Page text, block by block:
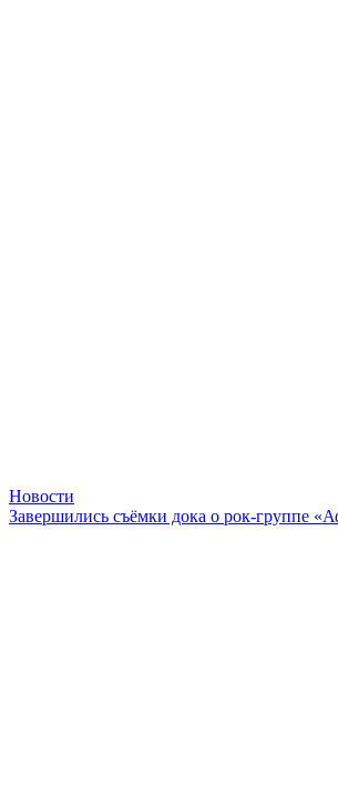
Новости
Завершились съёмки дока о рок-группе